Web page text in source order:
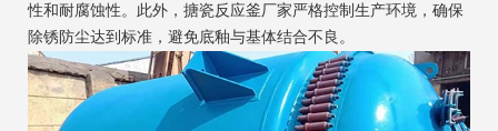
性和耐腐蚀性。此外，搪瓷反应釜厂家严格控制生产环境，确保
除锈防尘达到标准，避免底釉与基体结合不良。